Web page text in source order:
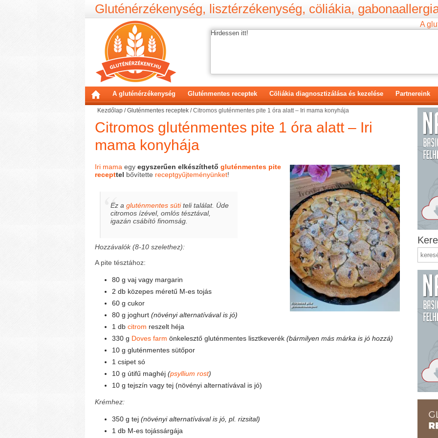
Gluténérzékenység, lisztérzékenység, cöliákia,
A
Hirdessen itt!
A gluténérzékenység Gluténmentes receptek Cöliákia diagnosztizálása és kezelése Partnereink
Kezdőlap /Gluténmentes receptek /Citromos gluténmentes pite 1 óra alatt – Iri mama konyhája
Citromos gluténmentes pite 1 óra alatt – Iri
mama konyhája
Iri mama egy egyszerűen elkészíthető gluténmentes pite
recepttel bővítette receptgyűjteményünket!
Ez a gluténmentes sütiteli találat. Üde
citromos ízével, omlós tésztával,
igazán csábító finomság.
Hozzávalók (8-10 szelethez):
A pite tésztához:
80 g vaj vagy margarin
2 db közepes méretű M-es tojás
60 g cukor
80 g joghurt (növényi alternatívával is jó)
1 db citrom reszelt héja
330 g Doves farm önkelesztő gluténmentes lisztkeverék (bármilyen más márka is jó hozzá)
10 g gluténmentes sütőpor
1 csipet só
10 g útifű maghéj (psyllium rost)
10 g tejszín vagy tej (növényi alternatívával is jó)
Krémhez:
350 g tej (növényi alternatívával is jó, pl. rizsital)
1 db M-es tojássárgája